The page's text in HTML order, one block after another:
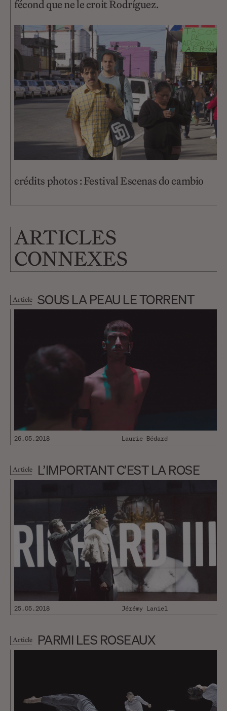
fécond que ne le croit Rodríguez.
crédits photos : Festival Escenas do cambio
ARTICLES
CONNEXES
Article SOUS LA PEAU LE TORRENT
26.05.2018 Laurie Bédard
Article L’IMPORTANT C’EST LA ROSE
25.05.2018 Jérémy Laniel
Article PARMI LES ROSEAUX